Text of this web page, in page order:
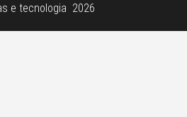
e tecnologia 2026